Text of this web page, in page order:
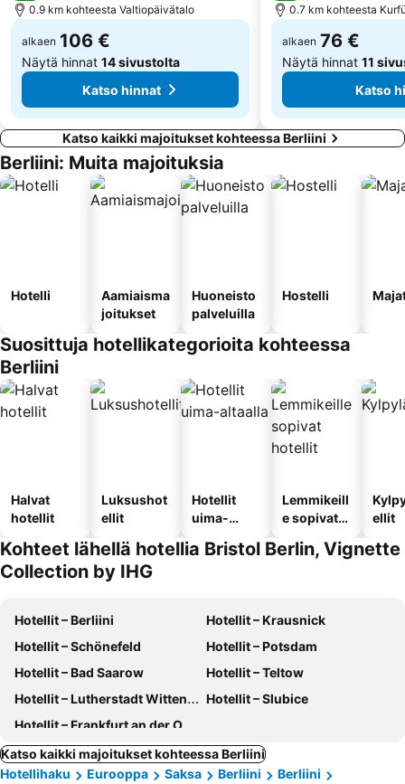
0.9 km kohteesta Valtiopäivätalo
alkaen 106 €
Näytä hinnat 14 sivustolta
Katso hinnat
0.7 km kohteesta
alkaen 76 €
Näytä hinnat 11
Katso
Katso kaikki majoitukset kohteessa Berliini
Berliini: Muita majoituksia
Hotelli
Aamiaisma
joitukset
Huoneisto
palveluilla
Hostelli
Suosittuja hotellikategorioita kohteessa
Berliini
Halvat
hotellit
Luksushot
ellit
Hotellit
uima-
Lemmikeill
e sopivat
ellit
Kohteet lähellä hotellia Bristol Berlin, Vignette
Collection by IHG
Hotellit – Berliini
Hotellit – Krausnick
Hotellit – Schönefeld
Hotellit – Potsdam
Hotellit – Bad Saarow
Hotellit – Teltow
Hotellit – Lutherstadt Wittenberg
Hotellit – Slubice
Hotellit – Frankfurt an der Oder
Katso kaikki majoitukset kohteessa Berliini
Hotellihaku
Eurooppa Saksa Berliini
Berliini